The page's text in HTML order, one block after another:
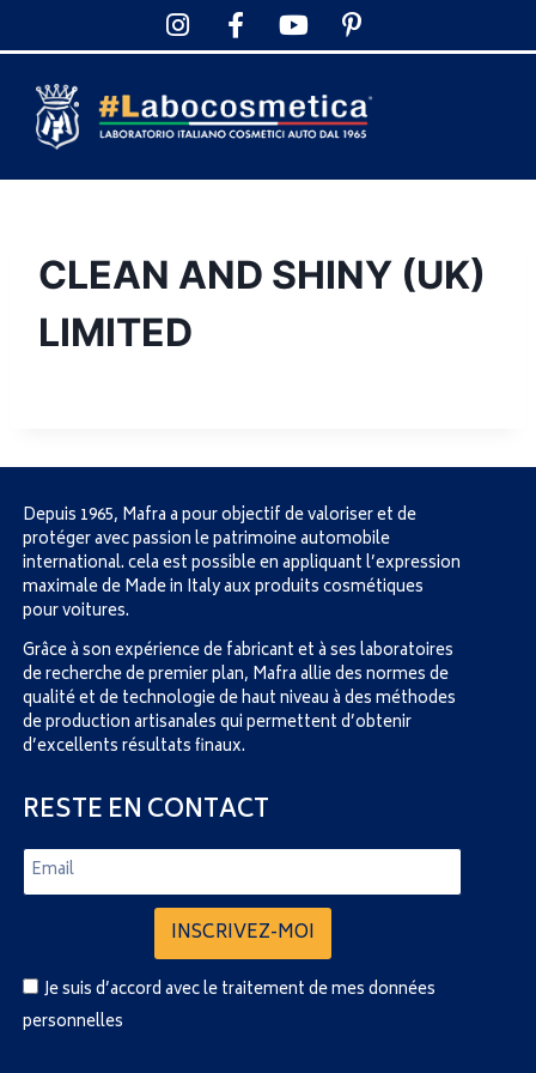
CLEAN AND SHINY (UK)
LIMITED
Depuis 1965, Mafra a pour objectif de valoriser et de
protéger avec passion le patrimoine automobile
international. cela est possible en appliquant l’expression
maximale de Made in Italy aux produits cosmétiques
pour voitures.
Grâce à son expérience de fabricant et à ses laboratoires
de recherche de premier plan, Mafra allie des normes de
qualité et de technologie de haut niveau à des méthodes
de production artisanales qui permettent d’obtenir
d’excellents résultats finaux.
RESTE EN CONTACT
Je suis d’accord avec le traitement de mes données
personnelles
INSCRIVEZ-MOI